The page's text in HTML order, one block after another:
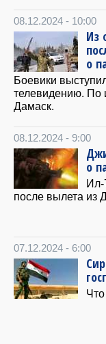
08.12.2024 - 10:00
Из
о
Боевики
телевидению. По
Дамаск.
08.12.2024 - 9:00
о
Ил-
после вылета из
07.12.2024 - 6:00